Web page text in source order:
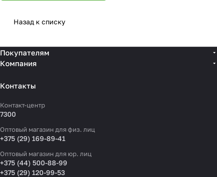
Назад к списку
Покупателям
Компания
Контакты
Контакт-центр
7300
Оптовый магазин для физ. лиц
+375 (29) 169-89-41
Оптовый магазин для юр. лиц
+375 (44) 500-88-99
+375 (29) 120-99-53